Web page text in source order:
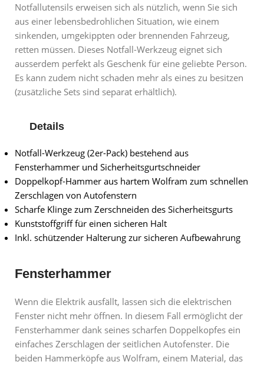
Notfallutensils erweisen sich als nützlich, wenn Sie sich
aus einer lebensbedrohlichen Situation, wie einem
sinkenden, umgekippten oder brennenden Fahrzeug,
retten müssen. Dieses Notfall-Werkzeug eignet sich
ausserdem perfekt als Geschenk für eine geliebte Person.
Es kann zudem nicht schaden mehr als eines zu besitzen
(zusätzliche Sets sind separat erhältlich).
Details
Notfall-Werkzeug (2er-Pack) bestehend aus
Fensterhammer und Sicherheitsgurtschneider
Doppelkopf-Hammer aus hartem Wolfram zum schnellen
Zerschlagen von Autofenstern
Scharfe Klinge zum Zerschneiden des Sicherheitsgurts
Kunststoffgriff für einen sicheren Halt
Inkl. schützender Halterung zur sicheren Aufbewahrung
Fensterhammer
Wenn die Elektrik ausfällt, lassen sich die elektrischen
Fenster nicht mehr öffnen. In diesem Fall ermöglicht der
Fensterhammer dank seines scharfen Doppelkopfes ein
einfaches Zerschlagen der seitlichen Autofenster. Die
beiden Hammerköpfe aus Wolfram, einem Material, das